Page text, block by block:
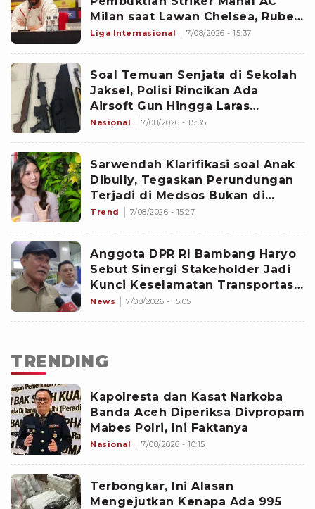
Milan saat Lawan Chelsea, Ruben
Amorim Janjikan Goncalo Ramos
Liga Internasional 7/08/2026 - 15:37
Soal Temuan Senjata di Sekolah
Jaksel, Polisi Rincikan Ada
Airsoft Gun Hingga Laras
Panjang
Nasional 7/08/2026 - 15:35
Sarwendah Klarifikasi soal Anak
Dibully, Tegaskan Perundungan
Terjadi di Medsos Bukan di
Sekolah
Trend 7/08/2026 - 15:27
Anggota DPR RI Bambang Haryo
Sebut Sinergi Stakeholder Jadi
Kunci Keselamatan Transportasi
Laut
News 7/08/2026 - 15:05
TRENDING
Kapolresta dan Kasat Narkoba
Banda Aceh Diperiksa Divpropam
Mabes Polri, Ini Faktanya
Nasional 7/08/2026 - 10:15
Terbongkar, Ini Alasan
Mengejutkan Kenapa Ada 995